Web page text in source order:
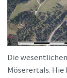
Die
Möserertals.